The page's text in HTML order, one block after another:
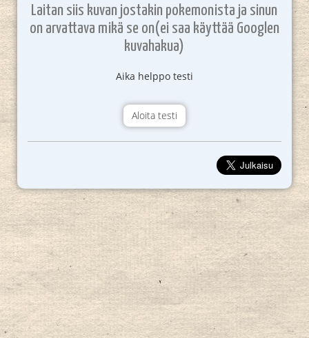
Laitan siis kuvan jostakin pokemonista ja sinun
on arvattava mikä se on(ei saa käyttää Googlen
kuvahakua)
Aika helppo testi
Aloita testi